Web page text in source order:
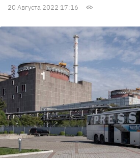
20 Августа 2022 17:16